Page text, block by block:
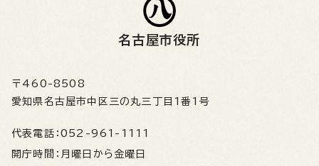
名古屋市役所
〒460-8508
愛知県名古屋市中区三の丸三丁目1番1号
代表電話： 052-961-1111
開庁時間： 月曜日から金曜日